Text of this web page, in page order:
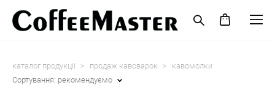
каталог продукції > продаж кавоварок > кавомолки
Сортування: рекомендуємо